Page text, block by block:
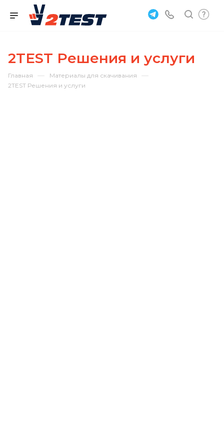
2TEST Решения и услуги
Главная — Материалы для скачивания —
2TEST Решения и услуги